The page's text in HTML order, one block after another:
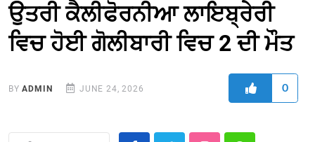
ਉਤਰੀ ਕੈਲੀਫੋਰਨੀਆ ਲਾਇਬ੍ਰੇਰੀ
ਵਿਚ ਹੋਈ ਗੋਲੀਬਾਰੀ ਵਿਚ 2 ਦੀ ਮੌਤ
BYADMIN JUNE 24, 2026 0